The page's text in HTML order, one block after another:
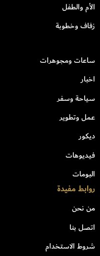
الأم والطفل
زفاف وخطوبة
ساعات ومجوهرات
اخبار
سياحة وسفر
عمل وتطوير
ديكور
فيديوهات
البومات
روابط مفيدة
من نحن
اتصل بنا
شروط الاستخدام